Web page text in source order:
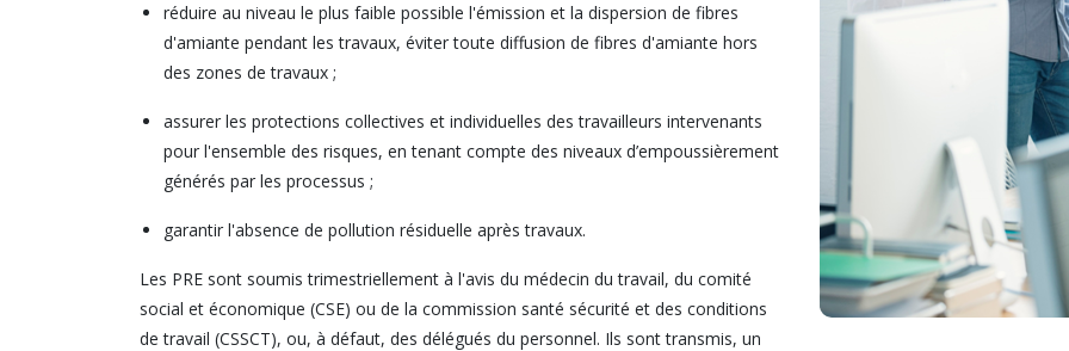
réduire au niveau le plus faible possible l'émission et la dispersion de fibres
d'amiante pendant les travaux, éviter toute diffusion de fibres d'amiante hors
des zones de travaux ;
assurer les protections collectives et individuelles des travailleurs intervenants
pour l'ensemble des risques, en tenant compte des niveaux d’empoussièrement
générés par les processus ;
garantir l'absence de pollution résiduelle après travaux.
Les PRE sont soumis trimestriellement à l'avis du médecin du travail, du comité
social et économique (CSE) ou de la commission santé sécurité et des conditions
de travail (CSSCT), ou, à défaut, des délégués du personnel. Ils sont transmis, un